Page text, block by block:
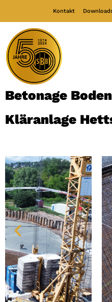
Kontakt
Betonage
Kläranlage